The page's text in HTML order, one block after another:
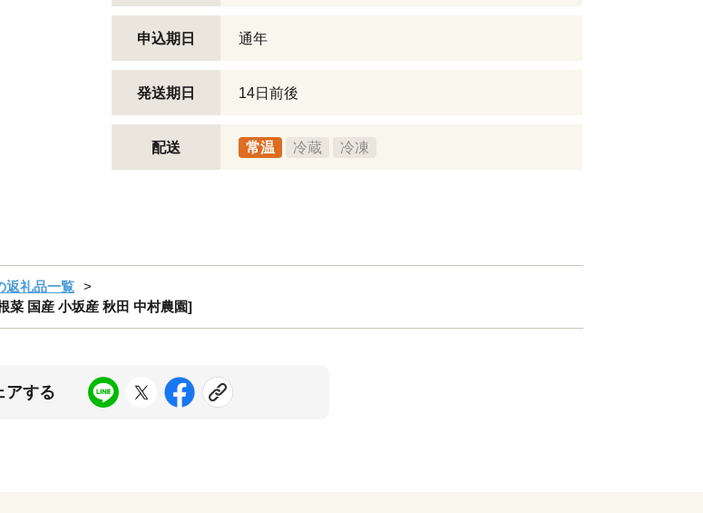
申込期日 通年
発送期日 14日前後
配送 常温 冷蔵 冷凍
返礼品一覧
菜 国産 小坂産 秋田 中村農園]
アする